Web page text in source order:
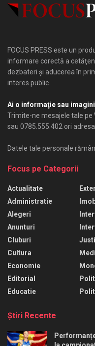
FOCUS PRESS este un
informare corectă a
dezbateri şi aducerea în
interes public.
Ai o informaţie sau
Trimite-ne mesajele tale pe
sau 0785.555.402 ori
Datele tale personale
Focus pe Categorii
Actualitate
Administratie
Alegeri
Anunturi
Cluburi
Cultura
Economie
Editorial
Educatie
Ştiri Recente